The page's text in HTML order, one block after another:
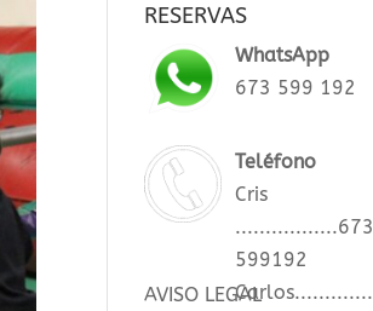
RESERVAS
WhatsApp
673 599 192
Teléfono
Cris
.................673
599192
Carlos.............
AVISO LEGAL